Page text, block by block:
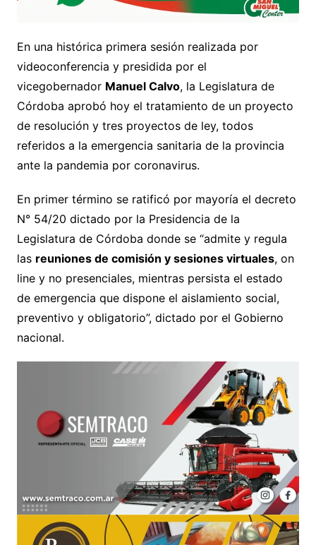
En una histórica primera sesión realizada por
videoconferencia y presidida por el
vicegobernador Manuel Calvo, la Legislatura de
Córdoba aprobó hoy el tratamiento de un proyecto
de resolución y tres proyectos de ley, todos
referidos a la emergencia sanitaria de la provincia
ante la pandemia por coronavirus.
En primer término se ratificó por mayoría el decreto
N° 54/20 dictado por la Presidencia de la
Legislatura de Córdoba donde se “admite y regula
las reuniones de comisión y sesiones virtuales, on
line y no presenciales, mientras persista el estado
de emergencia que dispone el aislamiento social,
preventivo y obligatorio”, dictado por el Gobierno
nacional.